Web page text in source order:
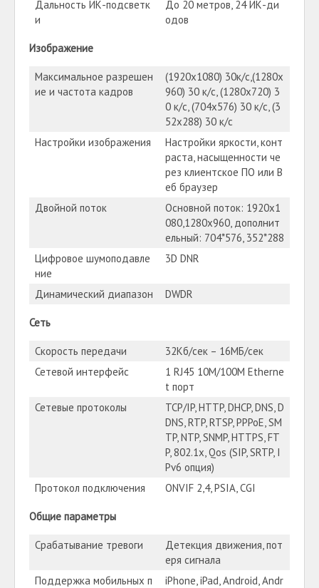
Дальность ИК-подсветк
и
До 20 метров, 24 ИК-ди
одов
Изображение
Максимальное разрешен
ие и частота кадров
(1920х1080) 30к/с,(1280х
960) 30 к/с, (1280х720) 3
0 к/с, (704х576) 30 к/с, (3
52x288) 30 к/с
Настройки изображения
Настройки яркости, конт
раста, насыщенности че
рез клиентское ПО или В
еб браузер
Двойной поток
Основной поток: 1920х1
080,1280х960, дополнит
ельный: 704*576, 352*288
Цифровое шумоподавле
ние
3D DNR
Динамический диапазон DWDR
Сеть
Скорость передачи
32Кб/сек – 16МБ/сек
Сетевой интерфейс
1 RJ45 10М/100М Etherne
t порт
Сетевые протоколы
TCP/IP, HTTP, DHCP, DNS, D
DNS, RTP, RTSP, PPPoE, SM
TP, NTP, SNMP, HTTPS, FT
P, 802.1x, Qos (SIP, SRTP, I
Pv6 опция)
Протокол подключения
ONVIF 2,4, PSIA, CGI
Общие параметры
Срабатывание тревоги
Детекция движения, пот
еря сигнала
Поддержка мобильных п
iPhone, iPad, Android, Andr